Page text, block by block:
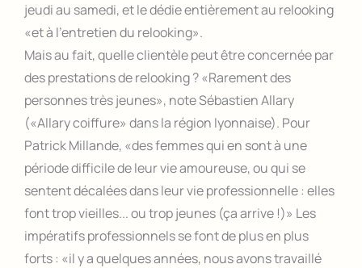
jeudi au samedi, et le dédie entièrement au relooking
«et à l’entretien du relooking».
Mais au fait, quelle clientèle peut être concernée par
des prestations de relooking ? «Rarement des
personnes très jeunes», note Sébastien Allary
(«Allary coiffure» dans la région lyonnaise). Pour
Patrick Millande, «des femmes qui en sont à une
période difficile de leur vie amoureuse, ou qui se
sentent décalées dans leur vie professionnelle : elles
font trop vieilles... ou trop jeunes (ça arrive !)» Les
impératifs professionnels se font de plus en plus
forts : «il y a quelques années, nous avons travaillé